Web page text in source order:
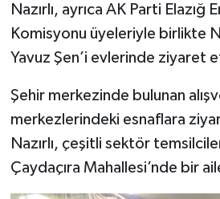
Nazırlı, ayrıca AK Parti Elazığ
Komisyonu üyeleriyle birlikte
Yavuz Şen’i evlerinde ziyaret
Şehir merkezinde bulunan
merkezlerindeki esnaflara
Nazırlı, çeşitli sektör
Çaydaçıra Mahallesi’nde bir